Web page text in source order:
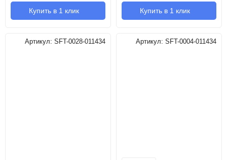
Купить в 1 клик Купить в 1 клик
Артикул: SFT-0028-011434 Артикул: SFT-0004-011434